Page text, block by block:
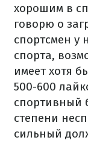
хорошим в
говорю о
спортсмен у
спорта,
имеет хотя
500-600
спортивный
степени
сильный